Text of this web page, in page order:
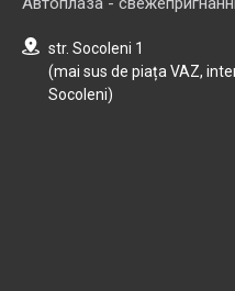
str. Socoleni 1
(mai sus de piața VAZ,
Socoleni)